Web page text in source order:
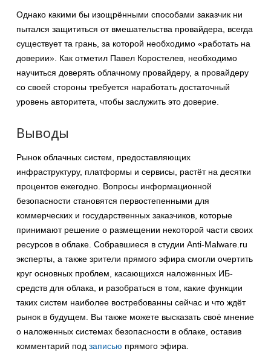
Однако какими бы изощрёнными способами заказчик ни
пытался защититься от вмешательства провайдера, всегда
существует та грань, за которой необходимо «работать на
доверии». Как отметил Павел Коростелев, необходимо
научиться доверять облачному провайдеру, а провайдеру
со своей стороны требуется наработать достаточный
уровень авторитета, чтобы заслужить это доверие.
Выводы
Рынок облачных систем, предоставляющих
инфраструктуру, платформы и сервисы, растёт на десятки
процентов ежегодно. Вопросы информационной
безопасности становятся первостепенными для
коммерческих и государственных заказчиков, которые
принимают решение о размещении некоторой части своих
ресурсов в облаке. Собравшиеся в студии Anti-Malware.ru
эксперты, а также зрители прямого эфира смогли очертить
круг основных проблем, касающихся наложенных ИБ-
средств для облака, и разобраться в том, какие функции
таких систем наиболее востребованны сейчас и что ждёт
рынок в будущем. Вы также можете высказать своё мнение
о наложенных системах безопасности в облаке, оставив
комментарий под записью прямого эфира.